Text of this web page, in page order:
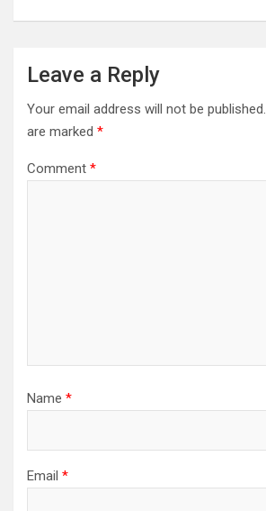
Leave a Reply
Your email address will not be published.
are marked *
Comment *
Name *
Email *